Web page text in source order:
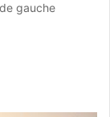
gauche